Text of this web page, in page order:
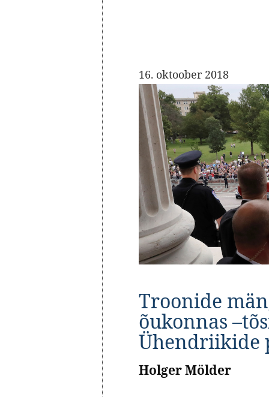
16. oktoober 2018
Troonide
õukonnas –
Ühendriikide
Holger Mölder